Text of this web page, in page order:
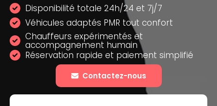
Disponibilité totale 24h/24 et 7j/7
Véhicules adaptés PMR tout confort
Chauffeurs expérimentés et
accompagnement humain
Réservation rapide et paiement simplifié
Contactez-nous